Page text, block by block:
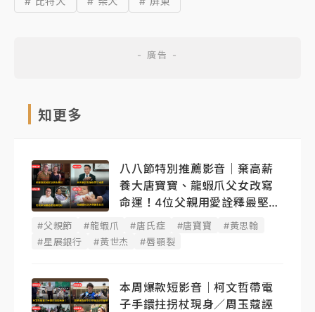
知更多
八八節特別推薦影音｜棄高薪
養大唐寶寶、龍蝦爪父女改寫
命運！4位父親用愛詮釋最堅韌
後盾
#父親節 #龍蝦爪 #唐氏症 #唐寶寶
#黃思翰
#星展銀行
#黃世杰 #唇顎裂
本周爆款短影音｜柯文哲帶電
子手鐶拄拐杖現身／周玉蔻誣